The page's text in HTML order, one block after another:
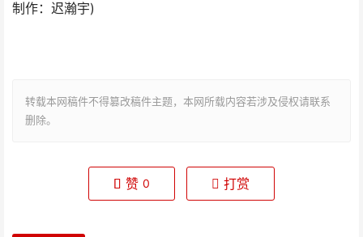
制作：迟瀚宇)
转载本网稿件不得篡改稿件主题，本网所载内容若涉及侵权请联系
删除。
赞 0 打赏